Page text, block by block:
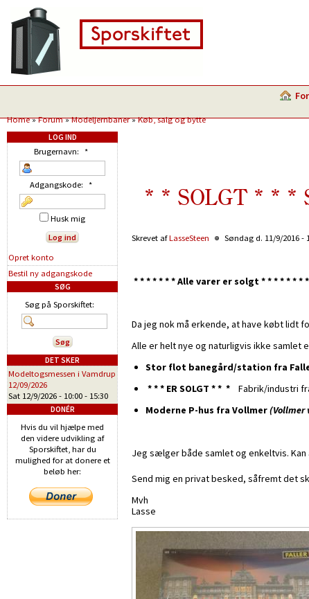
Home»Forum»Modeljernbaner»Køb, salg og bytte
* * SOLGT * * *
Skrevet afLasseSteen Søndag d. 11/9/2016 -
* * * * * * * Alle varer er solgt * * * * * * * *
Da jeg nok må erkende, at have købt lidt
Alle er helt nye og naturligvis ikke samlet
Stor flot banegård/station fra
* * * ER SOLGT * * * Fabrik/industri
Moderne P-hus fra Vollmer(Vollmer
Jeg sælger både samlet og enkeltvis. Kan
Send mig en privat besked, såfremt det
Mvh
Lasse
LOG IND
Brugernavn: *
Adgangskode: *
Husk mig
Opret konto
Bestil ny adgangskode
SØG
Søg på Sporskiftet:
DET SKER
Modeltogsmessen i Vamdrup
12/09/2026
Sat 12/9/2026 - 10:00 - 15:30
DONÉR
Hvis du vil hjælpe med
den videre udvikling af
Sporskiftet, har du
mulighed for at donere et
beløb her: